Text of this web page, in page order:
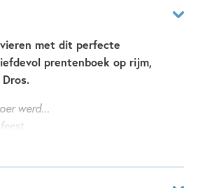
met dit perfecte
prentenboek op rijm,
werd...